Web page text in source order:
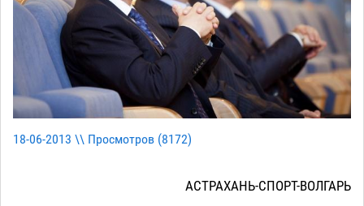
18-06-2013 \\ Просмотров (8172)
АСТРАХАНЬ-СПОРТ-ВОЛГАРЬ